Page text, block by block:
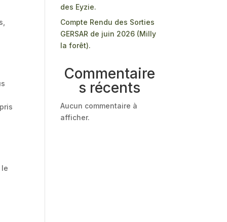
des Eyzie.
Compte Rendu des Sorties
GERSAR de juin 2026 (Milly
la forêt).
Commentaire
s récents
Aucun commentaire à
afficher.